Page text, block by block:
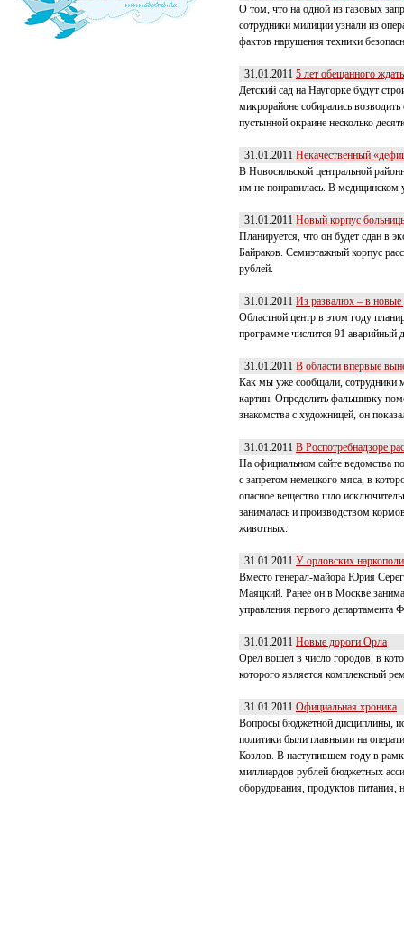
О том, что на одной из газовых
сотрудники милиции узнали из
фактов нарушения техники
31.01.2011 5 лет обещанного
Детский сад на Наугорке будут
микрорайоне собирались
пустынной окраине несколько
31.01.2011 Некачественный
В Новосильской центральной
им не понравилась. В медицинском
31.01.2011 Новый корпус
Планируется, что он будет сдан в
Байраков. Семиэтажный корпус
рублей.
31.01.2011 Из развалюх – в новые
Областной центр в этом году
программе числится 91 аварийный
31.01.2011 В области впервые
Как мы уже сообщали, сотрудники
картин. Определить фальшивку
знакомства с художницей, он
31.01.2011 В Роспотребнадзоре
На официальном сайте ведомства
с запретом немецкого мяса, в
опасное вещество шло
занималась и производством
животных.
31.01.2011 У орловских
Вместо генерал-майора Юрия
Маяцкий. Ранее он в Москве
управления первого
31.01.2011 Новые дороги Орла
Орел вошел в число городов, в
которого является комплексный
31.01.2011 Официальная хроника
Вопросы бюджетной дисциплины,
политики были главными на
Козлов. В наступившем году в
миллиардов рублей бюджетных
оборудования, продуктов питания,